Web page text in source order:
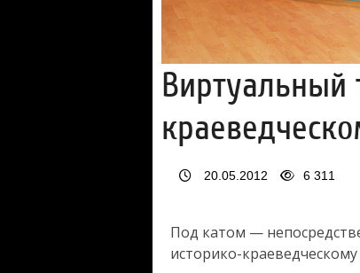
Виртуальный
20.05.2012 6 311
Под катом —
историко-